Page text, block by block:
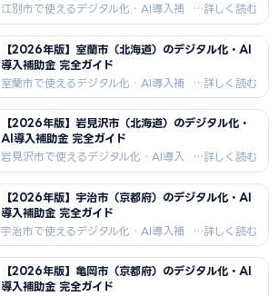
石油精製・港湾物流・食品加工向けDX
補助金情報。
江別市で使えるデジタル化・AI導入補
助金を徹底解説。IT導入補助金・もの
づくり補助金・市独自補助金の申請方
法・採択事例・支援機関情報を2026
年最新版でお届けします。食品加工・
レンガ製造・農業・流通向けDX補助金
情報。
【2026年版】室蘭市（北海道）のデジタル化・AI
導入補助金 完全ガイド
室蘭市で使えるデジタル化・AI導入補
助金を徹底解説。IT導入補助金・もの
づくり補助金・市独自補助金の申請方
法・採択事例・支援機関情報を2026
年最新版でお届けします。鉄鋼・造
船・石油精製・化学工業向けDX補助金
情報。
【2026年版】岩見沢市（北海道）のデジタル化・
AI導入補助金 完全ガイド
岩見沢市で使えるデジタル化・AI導入
補助金を徹底解説。IT導入補助金・も
のづくり補助金・市独自補助金の申請
方法・採択事例・支援機関情報を
2026年最新版でお届けします。農業
（米）・食品加工・建設・流通向けDX
補助金情報。
【2026年版】宇治市（京都府）のデジタル化・AI
導入補助金 完全ガイド
宇治市で使えるデジタル化・AI導入補
助金を徹底解説。宇治茶・電子部品・
観光・食品加工で新事業に取り組む宇
治市の事業者向けに、IT導入補助金と
市独自制度の活用法・採択事例・申請
【2026年版】亀岡市（京都府）のデジタル化・AI
導入補助金 完全ガイド